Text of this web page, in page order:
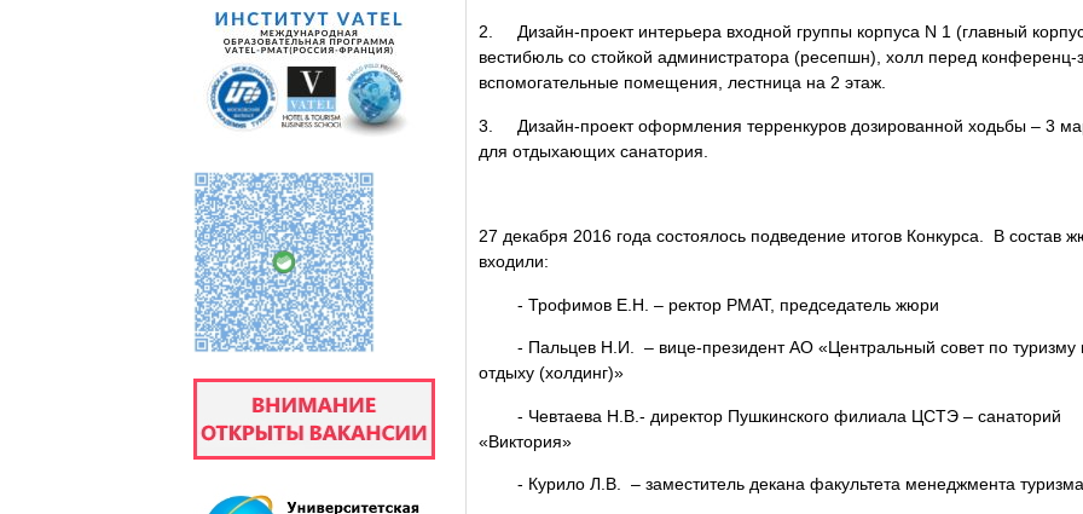
2. Дизайн-проект интерьера входной группы корпуса N 1 (главный
вестибюль со стойкой администратора (ресепшн), холл перед конференц-
вспомогательные помещения, лестница на 2 этаж.
3. Дизайн-проект оформления терренкуров дозированной ходьбы – 3
для отдыхающих санатория.
27 декабря 2016 года состоялось подведение итогов Конкурса. В состав
входили:
- Трофимов Е.Н. – ректор РМАТ, председатель жюри
- Пальцев Н.И. – вице-президент АО «Центральный совет по туризму
отдыху (холдинг)»
- Чевтаева Н.В.- директор Пушкинского филиала ЦСТЭ – санаторий
«Виктория»
- Курило Л.В. – заместитель декана факультета менеджмента туризма